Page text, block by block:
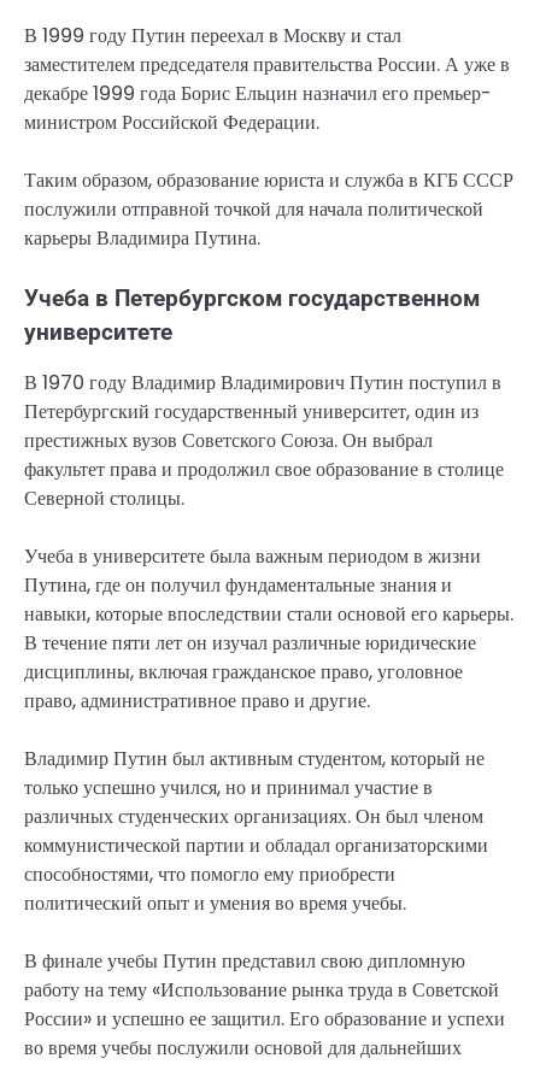
В 1999 году Путин переехал в Москву и стал
заместителем председателя правительства России. А уже в
декабре 1999 года Борис Ельцин назначил его премьер-
министром Российской Федерации.
Таким образом, образование юриста и служба в КГБ СССР
послужили отправной точкой для начала политической
карьеры Владимира Путина.
Учеба в Петербургском государственном
университете
В 1970 году Владимир Владимирович Путин поступил в
Петербургский государственный университет, один из
престижных вузов Советского Союза. Он выбрал
факультет права и продолжил свое образование в столице
Северной столицы.
Учеба в университете была важным периодом в жизни
Путина, где он получил фундаментальные знания и
навыки, которые впоследствии стали основой его карьеры.
В течение пяти лет он изучал различные юридические
дисциплины, включая гражданское право, уголовное
право, административное право и другие.
Владимир Путин был активным студентом, который не
только успешно учился, но и принимал участие в
различных студенческих организациях. Он был членом
коммунистической партии и обладал организаторскими
способностями, что помогло ему приобрести
политический опыт и умения во время учебы.
В финале учебы Путин представил свою дипломную
работу на тему «Использование рынка труда в Советской
России» и успешно ее защитил. Его образование и успехи
во время учебы послужили основой для дальнейших